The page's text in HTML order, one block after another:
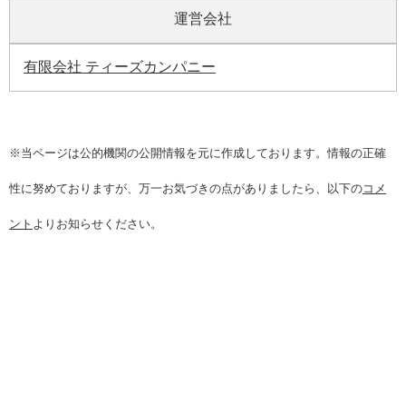
運営会社
有限会社 ティーズカンパニー
※当ページは公的機関の公開情報を元に作成しております。情報の正確
性に努めておりますが、万一お気づきの点がありましたら、以下のコメ
ント よりお知らせください。